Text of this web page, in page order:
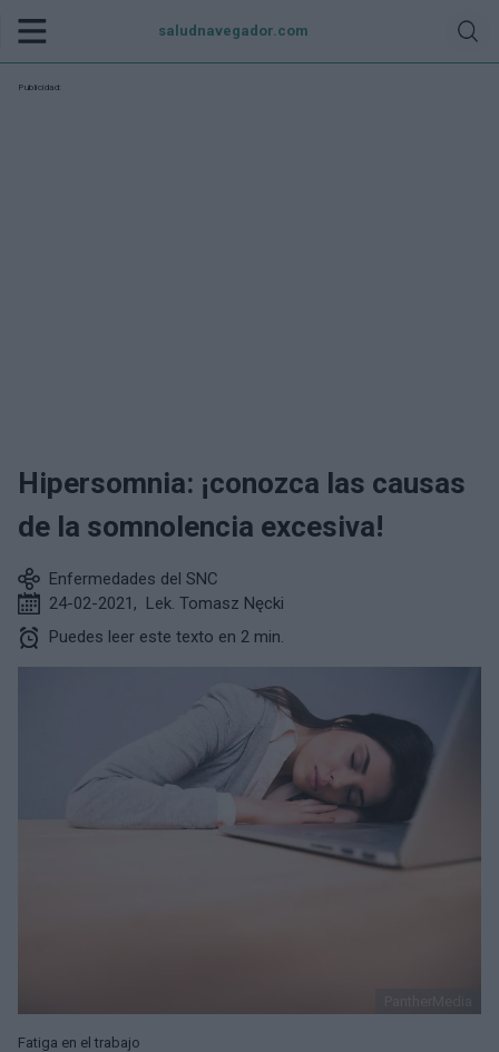
saludnavegador.com
Publicidad:
Hipersomnia: ¡conozca las causas
de la somnolencia excesiva!
Enfermedades del SNC
24-02-2021 , Lek. Tomasz Nęcki
Puedes leer este texto en 2 min.
Fatiga en el trabajo